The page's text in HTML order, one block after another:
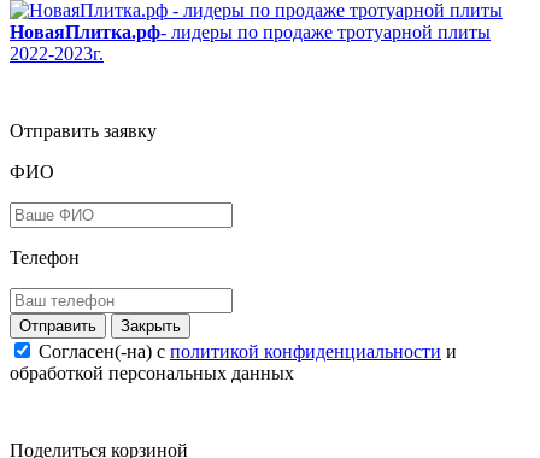
НоваяПлитка.рф- лидеры по продаже тротуарной плиты
2022-2023г.
Отправить заявку
ФИО
Телефон
Закрыть
Согласен(-на) c политикой конфиденциальности и
обработкой персональных данных
Поделиться корзиной